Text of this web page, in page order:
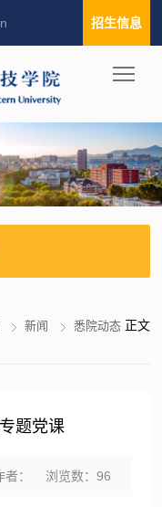
招生信息
新闻 悉院动态正文
题党课
者： 浏览数： 96